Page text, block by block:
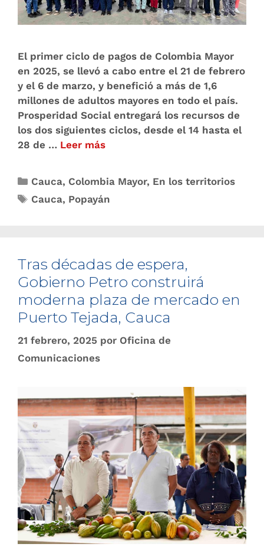
El primer ciclo de pagos de Colombia Mayor
en 2025, se llevó a cabo entre el 21 de febrero
y el 6 de marzo, y benefició a más de 1,6
millones de adultos mayores en todo el país.
Prosperidad Social entregará los recursos de
los dos siguientes ciclos, desde el 14 hasta el
28 de … Leer más
Cauca, Colombia Mayor, En los territorios
Cauca, Popayán
Tras décadas de espera,
Gobierno Petro construirá
moderna plaza de mercado en
Puerto Tejada, Cauca
21 febrero, 2025 por Oficina de
Comunicaciones